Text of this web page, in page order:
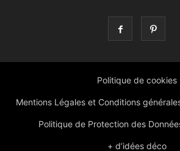
Politique de cookies
Mentions Légales et Conditions
Politique de Protection des
+ d’idées déco